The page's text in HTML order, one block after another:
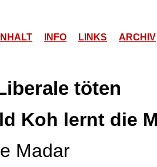
INHALT INFO LINKS ARCHIV
töten
Koh lernt die
Madar